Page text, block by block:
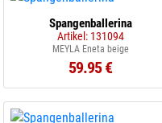
Spangenballerina
Artikel: 131094
MEYLA Eneta beige
59.95 €